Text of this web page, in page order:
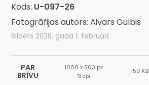
Kods: U-097-26
Fotogrāfijas autors: Aivars Gulbis
Bildēts 2026. gada 1. februārī
PAR
BRĪVU
1000 x 563 px
72 dpi
150 KB